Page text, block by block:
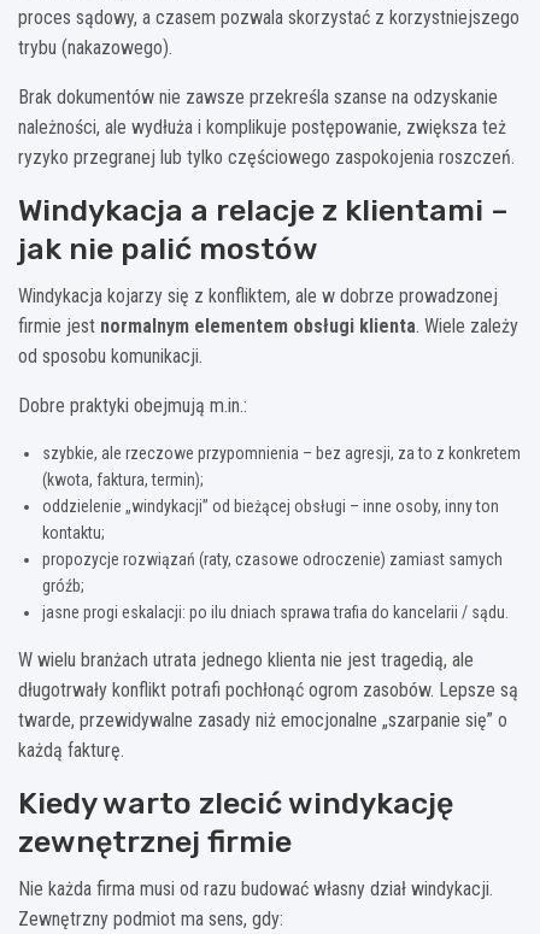
proces sądowy, a czasem pozwala skorzystać z korzystniejszego
trybu (nakazowego).
Brak dokumentów nie zawsze przekreśla szanse na odzyskanie
należności, ale wydłuża i komplikuje postępowanie, zwiększa też
ryzyko przegranej lub tylko częściowego zaspokojenia roszczeń.
Windykacja a relacje z klientami –
jak nie palić mostów
Windykacja kojarzy się z konfliktem, ale w dobrze prowadzonej
firmie jest normalnym elementem obsługi klienta. Wiele zależy
od sposobu komunikacji.
Dobre praktyki obejmują m.in.:
szybkie, ale rzeczowe przypomnienia – bez agresji, za to z konkretem
(kwota, faktura, termin);
oddzielenie „windykacji” od bieżącej obsługi – inne osoby, inny ton
kontaktu;
propozycje rozwiązań (raty, czasowe odroczenie) zamiast samych
gróźb;
jasne progi eskalacji: po ilu dniach sprawa trafia do kancelarii / sądu.
W wielu branżach utrata jednego klienta nie jest tragedią, ale
długotrwały konflikt potrafi pochłonąć ogrom zasobów. Lepsze są
twarde, przewidywalne zasady niż emocjonalne „szarpanie się” o
każdą fakturę.
Kiedy warto zlecić windykację
zewnętrznej firmie
Nie każda firma musi od razu budować własny dział windykacji.
Zewnętrzny podmiot ma sens, gdy: